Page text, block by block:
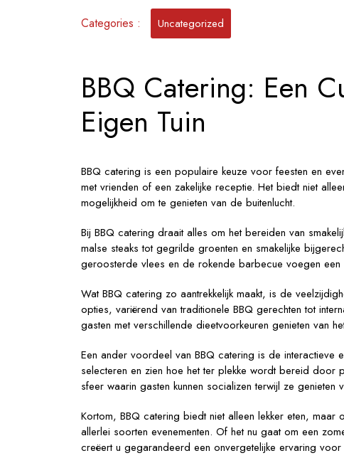
Categories : Uncategorized
BBQ Catering: Een
Eigen Tuin
BBQ catering is een populaire keuze voor feesten en
met vrienden of een zakelijke receptie. Het biedt niet
mogelijkheid om te genieten van de buitenlucht.
Bij BBQ catering draait alles om het bereiden van
malse steaks tot gegrilde groenten en smakelijke
geroosterde vlees en de rokende barbecue voegen
Wat BBQ catering zo aantrekkelijk maakt, is de
opties, variërend van traditionele BBQ gerechten tot
gasten met verschillende dieetvoorkeuren genieten van
Een ander voordeel van BBQ catering is de interactieve
selecteren en zien hoe het ter plekke wordt bereid door
sfeer waarin gasten kunnen socializen terwijl ze genieten
Kortom, BBQ catering biedt niet alleen lekker eten,
allerlei soorten evenementen. Of het nu gaat om een
creëert u gegarandeerd een onvergetelijke ervaring voor